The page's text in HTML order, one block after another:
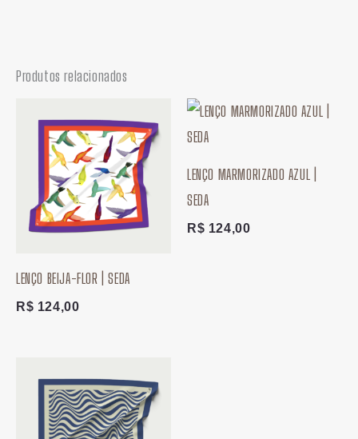
Produtos relacionados
LENÇO BEIJA-FLOR | SEDA
R$ 124,00
LENÇO MARMORIZADO AZUL |
SEDA
R$ 124,00